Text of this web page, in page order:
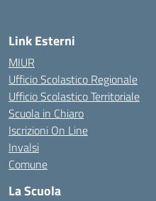
Link Esterni
MIUR
Ufficio Scolastico Regionale
Ufficio Scolastico Territoriale
Scuola in Chiaro
Iscrizioni On Line
Invalsi
Comune
La Scuola